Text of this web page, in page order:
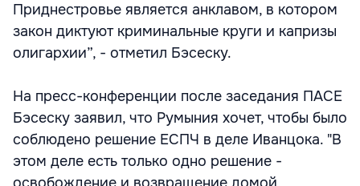
Приднестровье является анклавом, в котором
закон диктуют криминальные круги и капризы
олигархии”, - отметил Бэсеску.
На пресс-конференции после заседания ПАСЕ
Бэсеску заявил, что Румыния хочет, чтобы было
соблюдено решение ЕСПЧ в деле Иванцока. "В
этом деле есть только одно решение -